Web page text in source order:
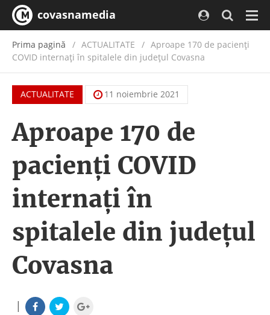
covasnamedia
Prima pagină ACTUALITATE / Aproape 170 de pacienți
COVID internați în spitalele din județul Covasna
ACTUALITATE 11 noiembrie 2021
Aproape 170 de
pacienți COVID
internați în
spitalele din județul
Covasna
|